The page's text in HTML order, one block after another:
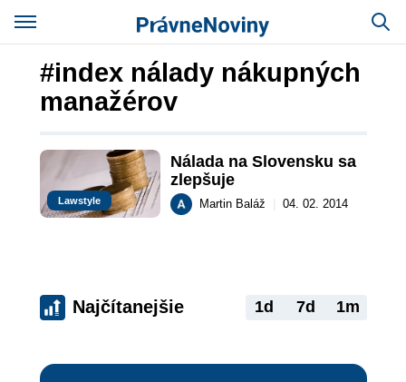
#index nálady nákupných
manažérov
Lawstyle
Nálada na Slovensku sa
zlepšuje
Martin Baláž 04. 02. 2014
Najčítanejšie 1d 7d 1m